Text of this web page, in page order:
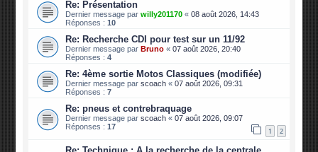
Re: Présentation
Dernier message parwilly201170 «08 août 2026, 14:43
Réponses :10
Re: Recherche CDI pour test sur un 11/92
Dernier message parBruno «07 août 2026, 20:40
Réponses :4
Re: 4ème sortie Motos Classiques (modifiée)
Dernier message parscoach «07 août 2026, 09:31
Réponses :7
Re: pneus et contrebraquage
Dernier message parscoach «07 août 2026, 09:07
Réponses :17 1 2